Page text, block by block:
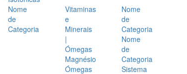
Nome
de
Categoria
Vitaminas
e
Minerais
|
Ómegas
Magnésio
Ómegas
Nome
de
Categoria
Nome
de
Categoria
Sistema